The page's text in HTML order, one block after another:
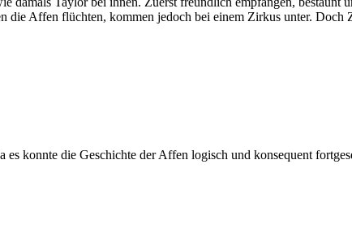
die Affen flüchten, kommen jedoch bei einem Zirkus unter.
es konnte die Geschichte der Affen logisch und konsequent